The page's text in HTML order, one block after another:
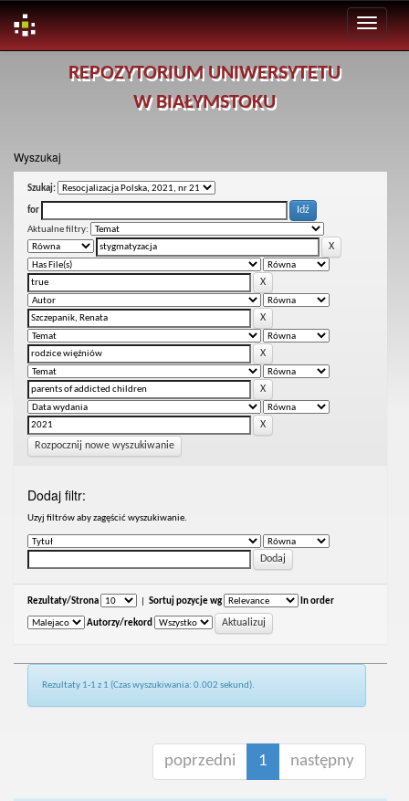
REPOZYTORIUM UNIWERSYTETU
W BIAŁYMSTOKU
Wyszukaj
Szukaj:
for
Aktualne filtry:
Rozpocznij nowe wyszukiwanie
Dodaj filtr:
Uzyj filtrów aby zagęścić wyszukiwanie.
Rezultaty/Strona Sortuj pozycje wg In order
Autorzy/rekord
Rezultaty 1-1 z 1 (Czas wyszukiwania: 0.002 sekund).
poprzedni 1 następny